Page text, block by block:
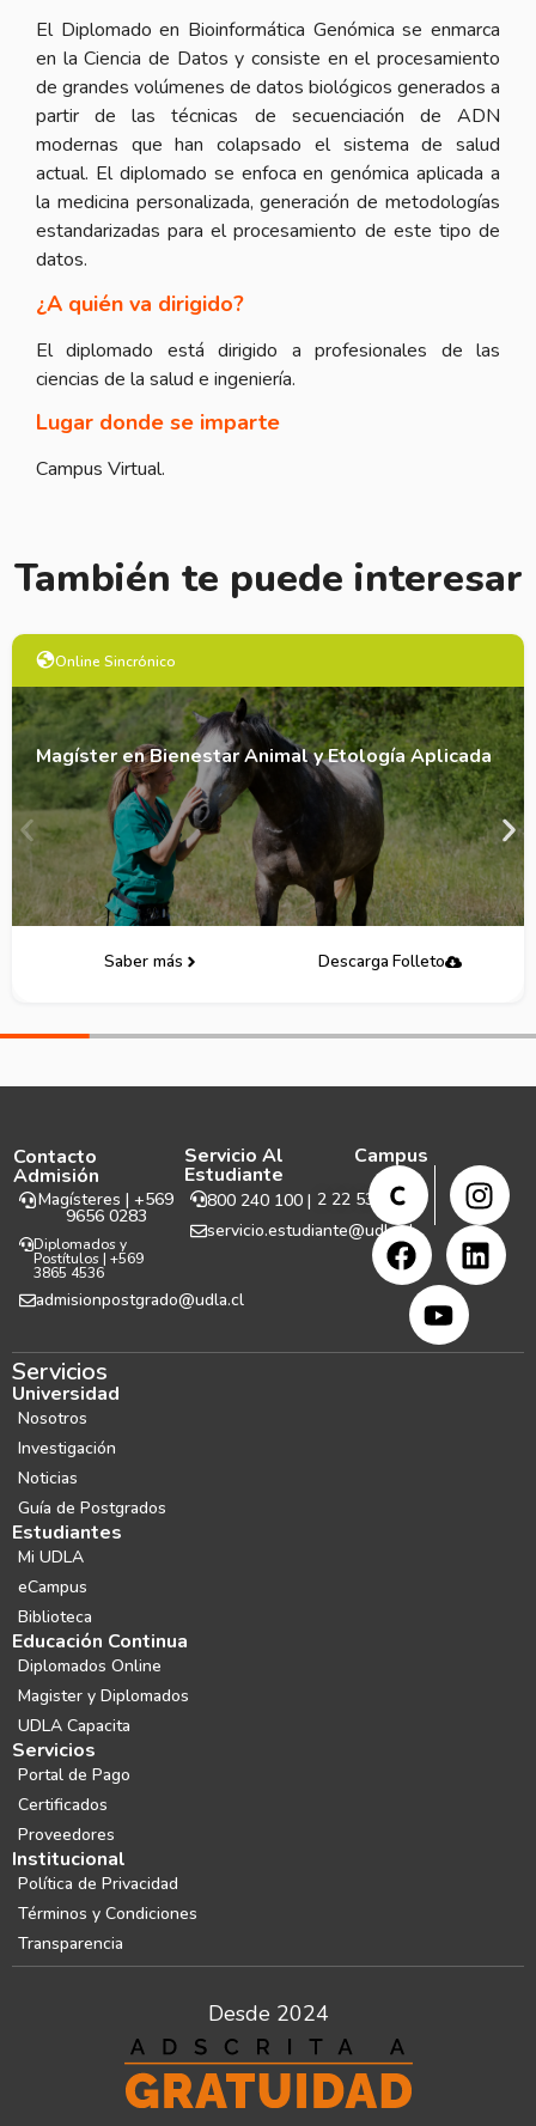
El Diplomado en Bioinformática Genómica se enmarca
en la Ciencia de Datos y consiste en el procesamiento
de grandes volúmenes de datos biológicos generados a
partir de las técnicas de secuenciación de ADN
modernas que han colapsado el sistema de salud
actual. El diplomado se enfoca en genómica aplicada a
la medicina personalizada, generación de metodologías
estandarizadas para el procesamiento de este tipo de
datos.
¿A quién va dirigido?
El diplomado está dirigido a profesionales de las
ciencias de la salud e ingeniería.
Lugar donde se imparte
Campus Virtual.
También te puede interesar
Online Sincrónico
Magíster en Bienestar Animal y Etología Aplicada
Saber más Descarga Folleto
Contacto
Admisión
Magísteres | +569
9656 0283
Diplomados y
Postítulos | +569
3865 4536
admisionpostgrado@udla.cl
Servicio Al
Estudiante
800 240 100 | 2 22 531 999
servicio.estudiante@udla.cl
Campus
Servicios
Universidad
Nosotros
Investigación
Noticias
Guía de Postgrados
Estudiantes
Mi UDLA
eCampus
Biblioteca
Educación Continua
Diplomados Online
Magister y Diplomados
UDLA Capacita
Servicios
Portal de Pago
Certificados
Proveedores
Institucional
Política de Privacidad
Términos y Condiciones
Transparencia
Desde 2024